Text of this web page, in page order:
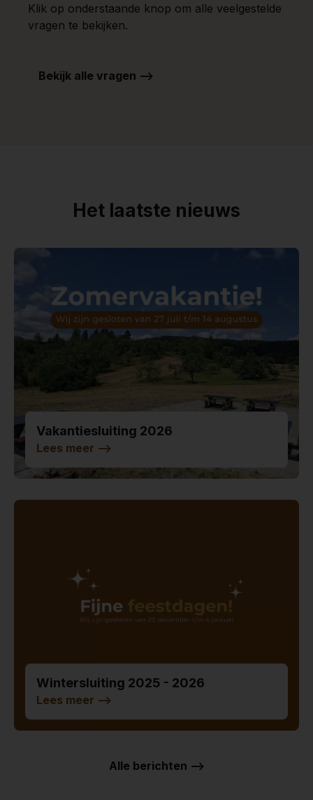
Klik op onderstaande knop om alle veelgestelde
vragen te bekijken.
Bekijk alle vragen -->
Het laatste nieuws
Vakantiesluiting 2026
Lees meer -->
Wintersluiting 2025 - 2026
Lees meer -->
Alle berichten -->